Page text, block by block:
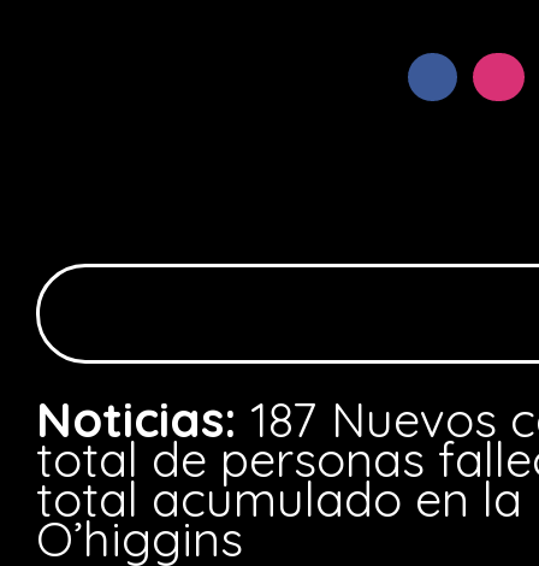
Noticias: 187 Nuevos
total de personas
total acumulado en la
O’higgins